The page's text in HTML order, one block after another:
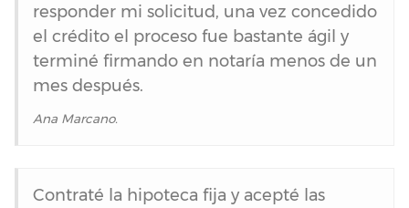
responder mi solicitud, una vez concedido
el crédito el proceso fue bastante ágil y
terminé firmando en notaría menos de un
mes después.
Ana Marcano.
Contraté la hipoteca fija y acepté las